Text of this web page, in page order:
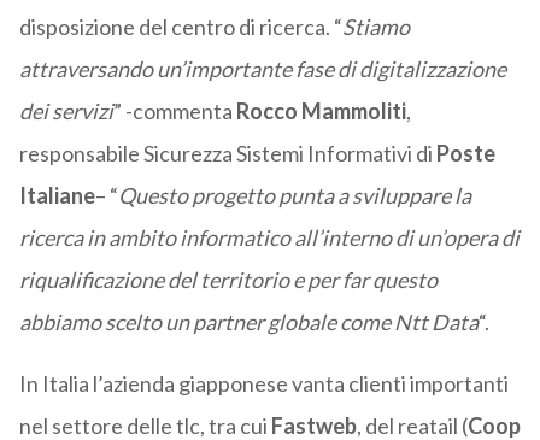
disposizione del centro di ricerca. “Stiamo
attraversando un’importante fase di digitalizzazione
dei servizi” -commenta Rocco Mammoliti,
responsabile Sicurezza Sistemi Informativi di Poste
Italiane– “Questo progetto punta a sviluppare la
ricerca in ambito informatico all’interno di un’opera di
riqualificazione del territorio e per far questo
abbiamo scelto un partner globale come Ntt Data“.
In Italia l’azienda giapponese vanta clienti importanti
nel settore delle tlc, tra cui Fastweb, del reatail (Coop